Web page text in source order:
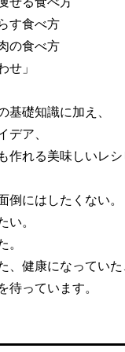
す食べ方
の食べ方
せ」
基礎知識に加え、
デア、
作れる美味しいレシ
倒にはしたくない。
い。
。
、健康になっていた
待っています。